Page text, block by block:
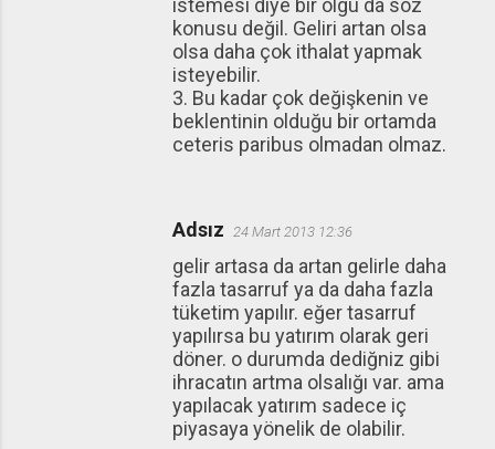
istemesi diye bir olgu da söz
konusu değil. Geliri artan olsa
olsa daha çok ithalat yapmak
isteyebilir.
3. Bu kadar çok değişkenin ve
beklentinin olduğu bir ortamda
ceteris paribus olmadan olmaz.
Adsız 24 Mart 2013 12:36
gelir artasa da artan gelirle daha
fazla tasarruf ya da daha fazla
tüketim yapılır. eğer tasarruf
yapılırsa bu yatırım olarak geri
döner. o durumda dediğniz gibi
ihracatın artma olsalığı var. ama
yapılacak yatırım sadece iç
piyasaya yönelik de olabilir.